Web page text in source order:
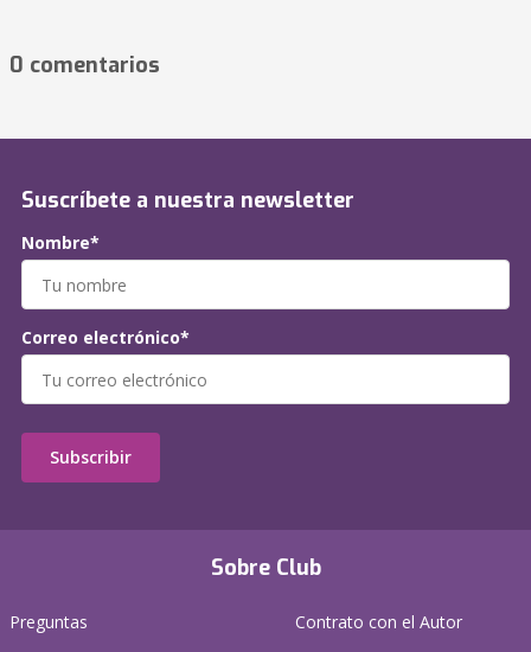
0 comentarios
Sobre Club
Preguntas
Contrato con el Autor
Suscríbete a nuestra newsletter
Nombre*
Correo electrónico*
Subscribir